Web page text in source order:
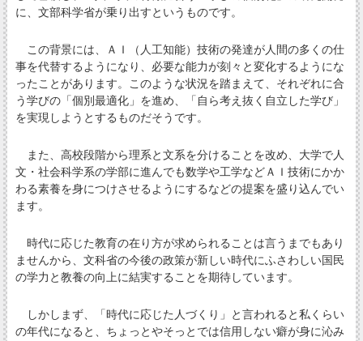
に、文部科学省が乗り出すというものです。
この背景には、ＡＩ（人工知能）技術の発達が人間の多くの仕
事を代替するようになり、必要な能力が刻々と変化するようにな
ったことがあります。このような状況を踏まえて、それぞれに合
う学びの「個別最適化」を進め、「自ら考え抜く自立した学び」
を実現しようとするものだそうです。
また、高校段階から理系と文系を分けることを改め、大学で人
文・社会科学系の学部に進んでも数学や工学などＡＩ技術にかか
わる素養を身につけさせるようにするなどの提案を盛り込んでい
ます。
時代に応じた教育の在り方が求められることは言うまでもあり
ませんから、文科省の今後の政策が新しい時代にふさわしい国民
の学力と教養の向上に結実することを期待しています。
しかしまず、「時代に応じた人づくり」と言われると私くらい
の年代になると、ちょっとやそっとでは信用しない癖が身に沁み